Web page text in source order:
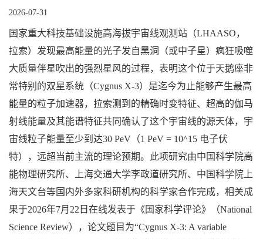
2026-07-31
国家重大科技基础设施高海拔宇宙线观测站（LHAASO，
拉索）发现最高能量的光子发自黑洞（或中子星）疯狂吸噬
大质量伴星吹出的强烈星风的过程，表明这个位于天鹅座非
常特别的双星系统（Cygnus X-3）是迄今为止能够产生最高
能量的粒子加速器，拉索测到的精确时变特征、超高的伽马
射线能量及其能谱特征共同确认了这个宇宙线的源天体，宇
宙线粒子能量至少到达30 PeV（1 PeV = 10^15 电子伏
特），远超当前主流的理论预期。此项研究由中国科学院高
能物理研究所、上海交通大学李政道研究所、中国科学院上
海天文台等国内外多家科研机构的科学家合作完成，相关成
果于2026年7月22日在线发表于《国家科学评论》（National
Science Review），论文题目为“Cygnus X-3: A variable